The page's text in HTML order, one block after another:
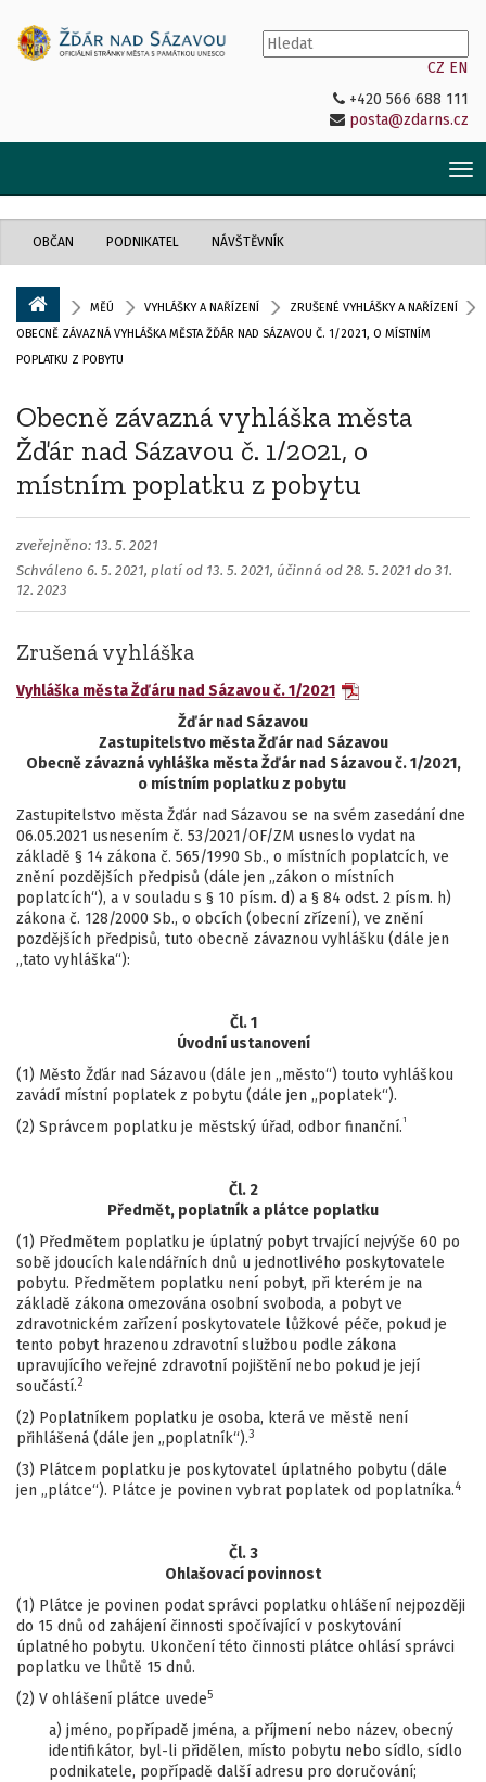
CZ EN
+420 566 688 111
posta@zdarns.cz
OBČAN PODNIKATEL NÁVŠTĚVNÍK
MĚÚ VYHLÁŠKY A NAŘÍZENÍ
ZRUŠENÉ VYHLÁŠKY A NAŘÍZENÍ
OBECNĚ ZÁVAZNÁ VYHLÁŠKA MĚSTA ŽĎÁR NAD SÁZAVOU Č. 1/2021, O MÍSTNÍM
POPLATKU Z POBYTU
Obecně závazná vyhláška města
Žďár nad Sázavou č. 1/2021, o
místním poplatku z pobytu
zveřejněno: 13. 5. 2021
Schváleno 6. 5. 2021, platí od 13. 5. 2021, účinná od 28. 5. 2021 do 31.
12. 2023
Zrušená vyhláška
Vyhláška města Žďáru nad Sázavou č. 1/2021
Žďár nad Sázavou
Zastupitelstvo města Žďár nad Sázavou
Obecně závazná vyhláška města Žďár nad Sázavou č. 1/2021,
o místním poplatku z pobytu
Zastupitelstvo města Žďár nad Sázavou se na svém zasedání dne
06.05.2021 usnesením č. 53/2021/OF/ZM usneslo vydat na
základě § 14 zákona č. 565/1990 Sb., o místních poplatcích, ve
znění pozdějších předpisů (dále jen „zákon o místních
poplatcích“), a v souladu s § 10 písm. d) a § 84 odst. 2 písm. h)
zákona č. 128/2000 Sb., o obcích (obecní zřízení), ve znění
pozdějších předpisů, tuto obecně závaznou vyhlášku (dále jen
„tato vyhláška“):
Čl. 1
Úvodní ustanovení
(1) Město Žďár nad Sázavou (dále jen „město“) touto vyhláškou
zavádí místní poplatek z pobytu (dále jen „poplatek“).
(2) Správcem poplatku je městský úřad, odbor finanční. 1
Čl. 2
Předmět, poplatník a plátce poplatku
(1) Předmětem poplatku je úplatný pobyt trvající nejvýše 60 po
sobě jdoucích kalendářních dnů u jednotlivého poskytovatele
pobytu. Předmětem poplatku není pobyt, při kterém je na
základě zákona omezována osobní svoboda, a pobyt ve
zdravotnickém zařízení poskytovatele lůžkové péče, pokud je
tento pobyt hrazenou zdravotní službou podle zákona
upravujícího veřejné zdravotní pojištění nebo pokud je její
součástí.2
(2) Poplatníkem poplatku je osoba, která ve městě není
přihlášená (dále jen „poplatník“).3
(3) Plátcem poplatku je poskytovatel úplatného pobytu (dále
jen „plátce“). Plátce je povinen vybrat poplatek od poplatníka.4
Čl. 3
Ohlašovací povinnost
(1) Plátce je povinen podat správci poplatku ohlášení nejpozději
do 15 dnů od zahájení činnosti spočívající v poskytování
úplatného pobytu. Ukončení této činnosti plátce ohlásí správci
poplatku ve lhůtě 15 dnů.
(2) V ohlášení plátce uvede5
a) jméno, popřípadě jména, a příjmení nebo název, obecný
identifikátor, byl-li přidělen, místo pobytu nebo sídlo, sídlo
podnikatele, popřípadě další adresu pro doručování;